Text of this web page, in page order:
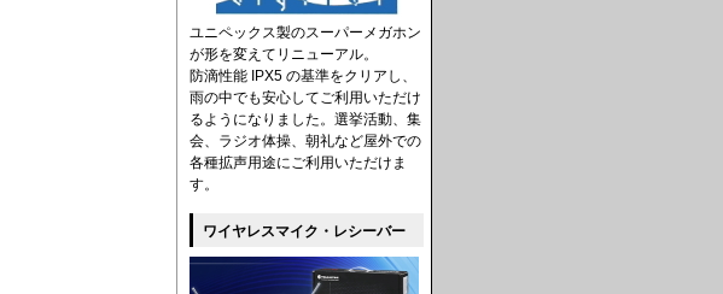
ユニペックス製のスーパーメガホン
が形を変えてリニューアル。
防滴性能 IPX5 の基準をクリアし、
雨の中でも安心してご利用いただけ
るようになりました。選挙活動、集
会、ラジオ体操、朝礼など屋外での
各種拡声用途にご利用いただけま
す。
ワイヤレスマイク・レシーバー